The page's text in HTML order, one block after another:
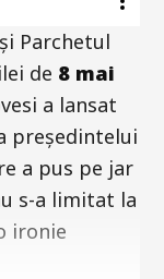
Parchetul
de 8 mai
a lansat
președintelui
a pus pe jar
s-a limitat la
ironie